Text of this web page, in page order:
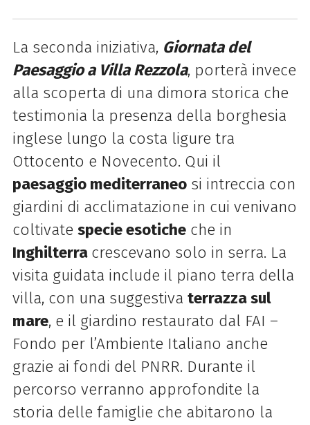
La seconda iniziativa, Giornata del
Paesaggio a Villa Rezzola, porterà invece
alla scoperta di una dimora storica che
testimonia la presenza della borghesia
inglese lungo la costa ligure tra
Ottocento e Novecento. Qui il
paesaggio mediterraneosi intreccia con
giardini di acclimatazione in cui venivano
coltivate specie esoticheche in
Inghilterra crescevano solo in serra. La
visita guidata include il piano terra della
villa, con una suggestiva terrazza sul
mare, e il giardino restaurato dal FAI –
Fondo per l’Ambiente Italiano anche
grazie ai fondi del PNRR. Durante il
percorso verranno approfondite la
storia delle famiglie che abitarono la